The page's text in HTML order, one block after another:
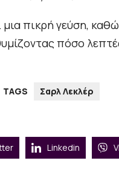
πικρή γεύση,
πόσο
TAGS Σαρλ Λεκλέρ
Linkedin